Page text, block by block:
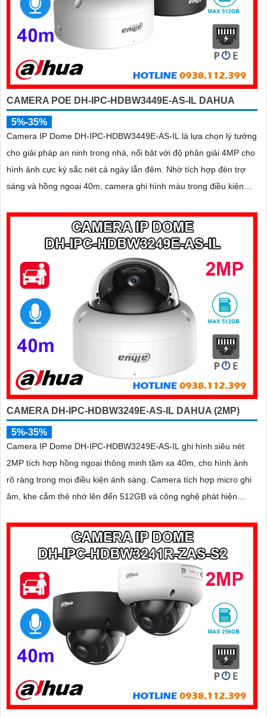
CAMERA POE DH-IPC-HDBW3449E-AS-IL DAHUA
5%-35%
Camera IP Dome DH-IPC-HDBW3449E-AS-IL là lựa chọn lý tưởng
cho giải pháp an ninh trong nhà, nổi bật với độ phân giải 4MP cho
hình ảnh cực kỳ sắc nét cả ngày lẫn đêm. Nhờ tích hợp đèn trợ
sáng và hồng ngoại 40m, camera ghi hình màu trong điều kiện
cắm thẻ nhớ đến 512GB và công nghệ AI nhận diện chính xác
người và phương tiện
CAMERA DH-IPC-HDBW3249E-AS-IL DAHUA (2MP)
5%-35%
Camera IP Dome DH-IPC-HDBW3249E-AS-IL ghi hình siêu nét
2MP tích hợp hồng ngoại thông minh tầm xa 40m, cho hình ảnh
rõ ràng trong mọi điều kiện ánh sáng. Camera tích hợp micro ghi
âm, khe cắm thẻ nhớ lên đến 512GB và công nghệ phát hiện